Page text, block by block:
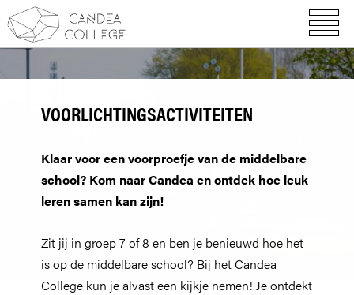
VOORLICHTINGSACTIVITEITEN
Klaar voor een voorproefje van de middelbare
school? Kom naar Candea en ontdek hoe leuk
leren samen kan zijn!
Zit jij in groep 7 of 8 en ben je benieuwd hoe het
is op de middelbare school? Bij het Candea
College kun je alvast een kijkje nemen! Je ontdekt